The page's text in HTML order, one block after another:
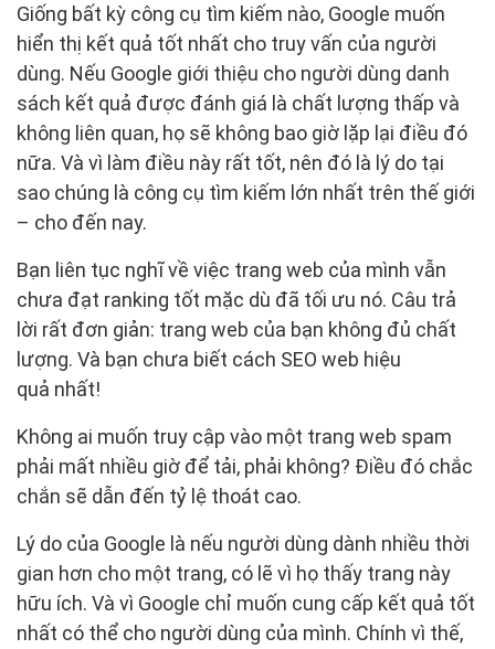
Giống bất kỳ công cụ tìm kiếm nào, Google muốn
hiển thị kết quả tốt nhất cho truy vấn của người
dùng. Nếu Google giới thiệu cho người dùng danh
sách kết quả được đánh giá là chất lượng thấp và
không liên quan, họ sẽ không bao giờ lặp lại điều đó
nữa. Và vì làm điều này rất tốt, nên đó là lý do tại
sao chúng là công cụ tìm kiếm lớn nhất trên thế giới
– cho đến nay.
Bạn liên tục nghĩ về việc trang web của mình vẫn
chưa đạt ranking tốt mặc dù đã tối ưu nó. Câu trả
lời rất đơn giản: trang web của bạn không đủ chất
lượng. Và bạn chưa biết cách SEO web hiệu
quả nhất!
Không ai muốn truy cập vào một trang web spam
phải mất nhiều giờ để tải, phải không? Điều đó chắc
chắn sẽ dẫn đến tỷ lệ thoát cao.
Lý do của Google là nếu người dùng dành nhiều thời
gian hơn cho một trang, có lẽ vì họ thấy trang này
hữu ích. Và vì Google chỉ muốn cung cấp kết quả tốt
nhất có thể cho người dùng của mình. Chính vì thế,